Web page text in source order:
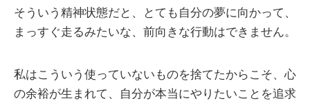
そういう精神状態だと、とても自分の夢に向かって、
まっすぐ走るみたいな、前向きな行動はできません。
私はこういう使っていないものを捨てたからこそ、心
の余裕が生まれて、自分が本当にやりたいことを追求